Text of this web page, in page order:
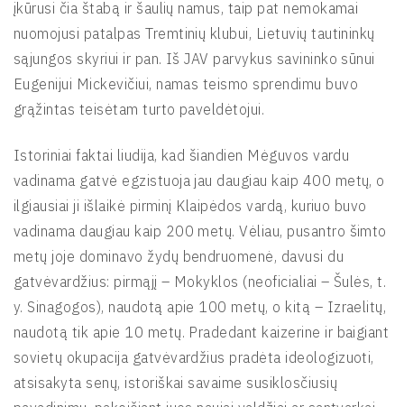
įkūrusi čia štabą ir šaulių namus, taip pat nemokamai
nuomojusi patalpas Tremtinių klubui, Lietuvių tautininkų
sąjungos skyriui ir pan. Iš JAV parvykus savininko sūnui
Eugenijui Mickevičiui, namas teismo sprendimu buvo
grąžintas teisėtam turto paveldėtojui.
Istoriniai faktai liudija, kad šiandien Mėguvos vardu
vadinama gatvė egzistuoja jau daugiau kaip 400 metų, o
ilgiausiai ji išlaikė pirminį Klaipėdos vardą, kuriuo buvo
vadinama daugiau kaip 200 metų. Vėliau, pusantro šimto
metų joje dominavo žydų bendruomenė, davusi du
gatvėvardžius: pirmąjį – Mokyklos (neoficialiai – Šulės, t.
y. Sinagogos), naudotą apie 100 metų, o kitą – Izraelitų,
naudotą tik apie 10 metų. Pradedant kaizerine ir baigiant
sovietų okupacija gatvėvardžius pradėta ideologizuoti,
atsisakyta senų, istoriškai savaime susiklosčiusių